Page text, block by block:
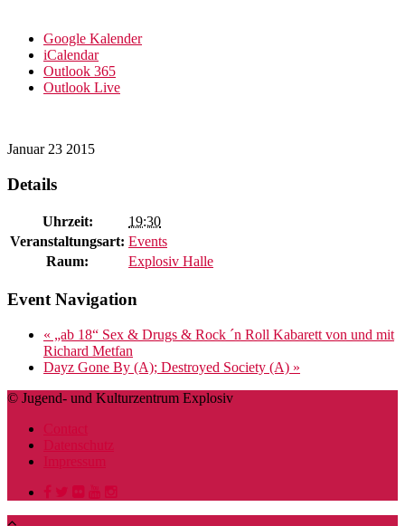
Google Kalender
iCalendar
Outlook 365
Outlook Live
Januar 23 2015
Details
Uhrzeit:
19:30
Veranstaltungsart: Events
Raum:
Explosiv Halle
Event Navigation
« „ab 18“ Sex & Drugs & Rock ´n Roll Kabarett von und mit
Richard Metfan
Dayz Gone By (A); Destroyed Society (A) »
© Jugend- und Kulturzentrum Explosiv
Contact
Datenschutz
Impressum